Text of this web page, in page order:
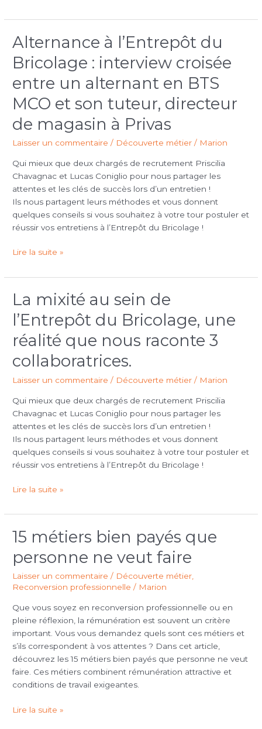
Alternance à l’Entrepôt du
Bricolage : interview croisée
entre un alternant en BTS
MCO et son tuteur, directeur
de magasin à Privas
Laisser un commentaire / Découverte métier / Marion
Qui mieux que deux chargés de recrutement Priscilia
Chavagnac et Lucas Coniglio pour nous partager les
attentes et les clés de succès lors d’un entretien !
Ils nous partagent leurs méthodes et vous donnent
quelques conseils si vous souhaitez à votre tour postuler et
réussir vos entretiens à l’Entrepôt du Bricolage !
Alternance
à
l’Entrepôt
Bricolage
croisée
entre
alternant
en
BTS
MCO
et
son
directeur
à
Privas
Lire la suite »
La mixité au sein de
l’Entrepôt du Bricolage, une
réalité que nous raconte 3
collaboratrices.
Laisser un commentaire / Découverte métier / Marion
Qui mieux que deux chargés de recrutement Priscilia
Chavagnac et Lucas Coniglio pour nous partager les
attentes et les clés de succès lors d’un entretien !
Ils nous partagent leurs méthodes et vous donnent
quelques conseils si vous souhaitez à votre tour postuler et
réussir vos entretiens à l’Entrepôt du Bricolage !
La
mixité
sein
de
l’Entrepôt
Bricolage,
une
réalité
que
nous
raconte
3
Lire la suite »
15 métiers bien payés que
personne ne veut faire
Laisser un commentaire / Découverte métier,
Reconversion professionnelle / Marion
Que vous soyez en reconversion professionnelle ou en
pleine réflexion, la rémunération est souvent un critère
important. Vous vous demandez quels sont ces métiers et
s’ils correspondent à vos attentes ? Dans cet article,
découvrez les 15 métiers bien payés que personne ne veut
faire. Ces métiers combinent rémunération attractive et
conditions de travail exigeantes.
15
métiers
bien
payés
que
ne
veut
faire
Lire la suite »